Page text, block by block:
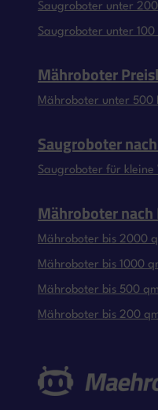
Saugroboter unter
Saugroboter unter 100
Mähroboter
Mähroboter unter 500
Saugroboter
Saugroboter für kleine
Mähroboter nach
Mähroboter bis 2000
Mähroboter bis 1000
Mähroboter bis 500 qm
Mähroboter bis 200